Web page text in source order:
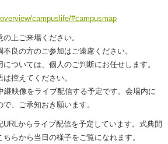
campuslife/#campusmap
上ご来場ください。
不良の方のご参加はご遠慮ください。
については、個人のご判断にお任せします。
控えてください。
継映像をライブ配信する予定です。会場内に
、ご承知おき願います。
からライブ配信を予定しています。式典開
らから当日の様子をご覧になれます。